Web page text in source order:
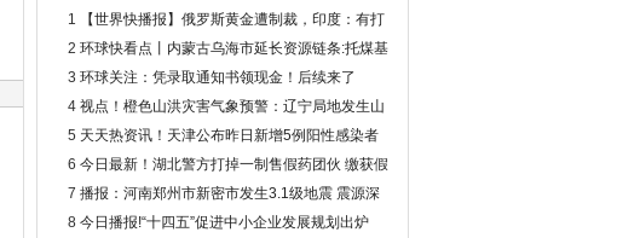
1
【世界快播报】俄罗斯黄金遭制裁，印度：有打
折货快抢，进口激增188%
2 环球快看点丨内蒙古乌海市延长资源链条:托煤基
优势发展氢能产业
3 环球关注：凭录取通知书领现金！后续来了
4 视点！橙色山洪灾害气象预警：辽宁局地发生山
洪灾害可能性大
5 天天热资讯！天津公布昨日新增5例阳性感染者
详情及行动轨迹
6 今日最新！湖北警方打掉一制售假药团伙 缴获假
药三百余公斤
7 播报：河南郑州市新密市发生3.1级地震 震源深
度10千米
8 今日播报!“十四五”促进中小企业发展规划出炉